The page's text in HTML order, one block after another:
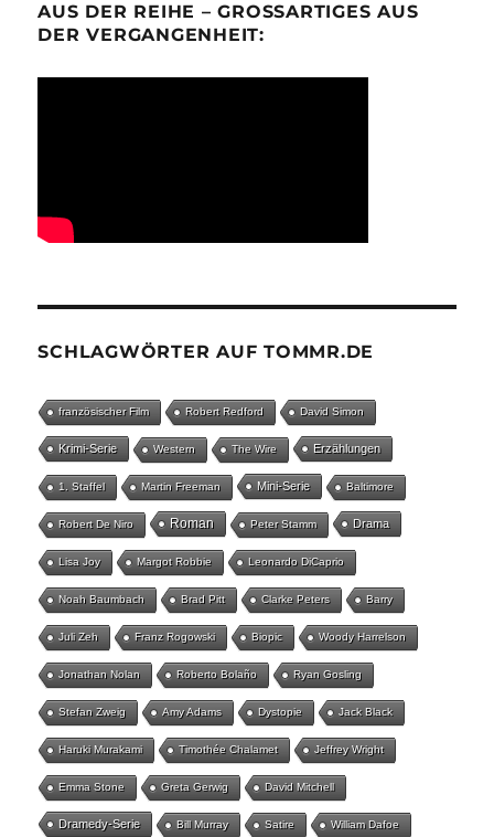
AUS DER REIHE – GROSSARTIGES AUS D
ER VERGANGENHEIT:
SCHLAGWÖRTER AUF TOMMR.DE
französischer Film Robert Redford David Simon
Krimi-Serie Western The Wire Erzählungen
1. Staffel Martin Freeman Mini-Serie Baltimore
Robert De Niro Roman Peter Stamm Drama
Lisa Joy Margot Robbie Leonardo DiCaprio
Noah Baumbach Brad Pitt Clarke Peters Barry
Juli Zeh Franz Rogowski Biopic Woody Harrelson
Jonathan Nolan Roberto Bolaño Ryan Gosling
Stefan Zweig Amy Adams Dystopie Jack Black
Haruki Murakami Timothée Chalamet Jeffrey Wright
Emma Stone Greta Gerwig David Mitchell
Dramedy-Serie Bill Murray Satire William Dafoe